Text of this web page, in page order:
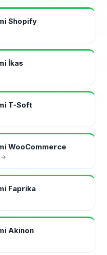
Shopify
İkas
T-Soft
WooCommerce
→
Faprika
Akinon